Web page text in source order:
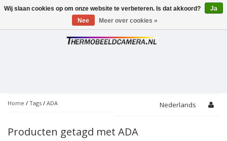
Toggle
Home / Tags / ADA Nederlands
Producten getagd met ADA
Wij slaan cookies op om onze website te verbeteren. Is dat akkoord?
Ja
Nee
Meer over cookies »